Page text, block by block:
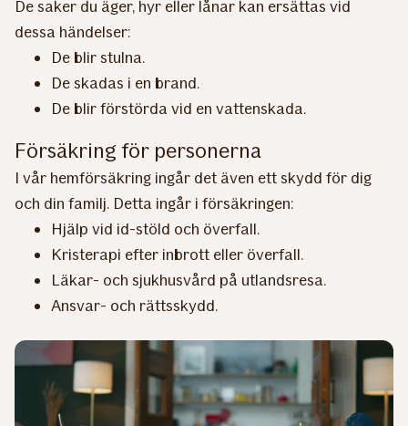
De saker du äger, hyr eller lånar kan ersättas vid
dessa händelser:
De blir stulna.
De skadas i en brand.
De blir förstörda vid en vattenskada.
Försäkring för personerna
I vår hemförsäkring ingår det även ett skydd för dig
och din familj. Detta ingår i försäkringen:
Hjälp vid id-stöld och överfall.
Kristerapi efter inbrott eller överfall.
Läkar- och sjukhusvård på utlandsresa.
Ansvar- och rättsskydd.